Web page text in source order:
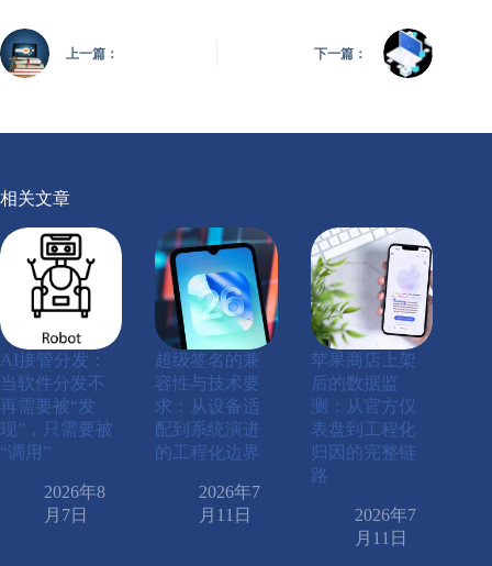
上一篇： 下一篇：
相关文章
AI接管分发：
当软件分发不
再需要被“发
现”，只需要被
“调用”
2026年8
月7日
超级签名的兼
容性与技术要
求：从设备适
配到系统演进
的工程化边界
2026年7
月11日
苹果商店上架
后的数据监
测：从官方仪
表盘到工程化
归因的完整链
路
2026年7
月11日